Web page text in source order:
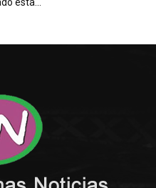
esta...